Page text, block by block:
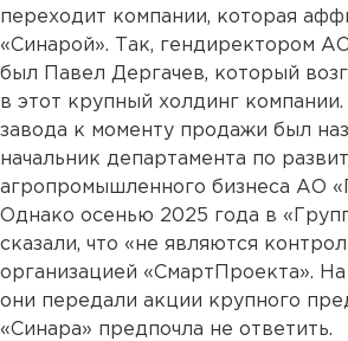
переходит компании, которая
«Синарой». Так, гендиректором
был Павел Дергачев, который
в этот крупный холдинг
завода к моменту продажи был
начальник департамента по
агропромышленного бизнеса АО
Однако осенью 2025 года в
сказали, что «не являются
организацией «СмартПроекта».
они передали акции крупного
«Синара» предпочла не ответить.